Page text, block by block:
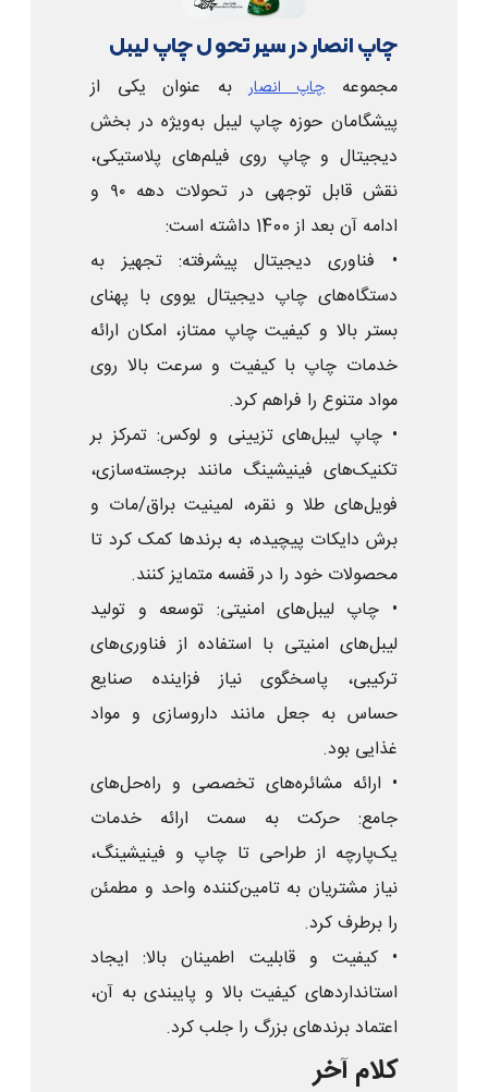
چاپ انصار در سیر تحول چاپ لیبل
مجموعهچاپ انصاربه عنوان یکی از
پیشگامان حوزه چاپ لیبل به‌ویژه در بخش
دیجیتال و چاپ روی فیلم‌های پلاستیکی،
نقش قابل توجهی در تحولات دهه ۹۰ و
ادامه آن بعد از 1400 داشته است:
• فناوری دیجیتال پیشرفته: تجهیز به
دستگاه‌های چاپ دیجیتال یووی با پهنای
بستر بالا و کیفیت چاپ ممتاز، امکان ارائه
خدمات چاپ با کیفیت و سرعت بالا روی
مواد متنوع را فراهم کرد.
• چاپ لیبل‌های تزیینی و لوکس: تمرکز بر
تکنیک‌های فینیشینگ مانند برجسته‌سازی،
فویل‌های طلا و نقره، لمینیت براق/مات و
برش دایکات پیچیده، به برندها کمک کرد تا
محصولات خود را در قفسه متمایز کنند.
• چاپ لیبل‌های امنیتی: توسعه و تولید
لیبل‌های امنیتی با استفاده از فناوری‌های
ترکیبی، پاسخگوی نیاز فزاینده صنایع
حساس به جعل مانند داروسازی و مواد
غذایی بود.
• ارائه مشائره‌های تخصصی و راه‌حل‌های
جامع: حرکت به سمت ارائه خدمات
یک‌پارچه از طراحی تا چاپ و فینیشینگ،
نیاز مشتریان به تامین‌کننده واحد و مطمئن
را برطرف کرد.
• کیفیت و قابلیت اطمینان بالا: ایجاد
استانداردهای کیفیت بالا و پایبندی به آن،
اعتماد برندهای بزرگ را جلب کرد.
کلام آخر